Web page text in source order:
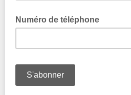
Numéro de téléphone
joindre par téléphone.